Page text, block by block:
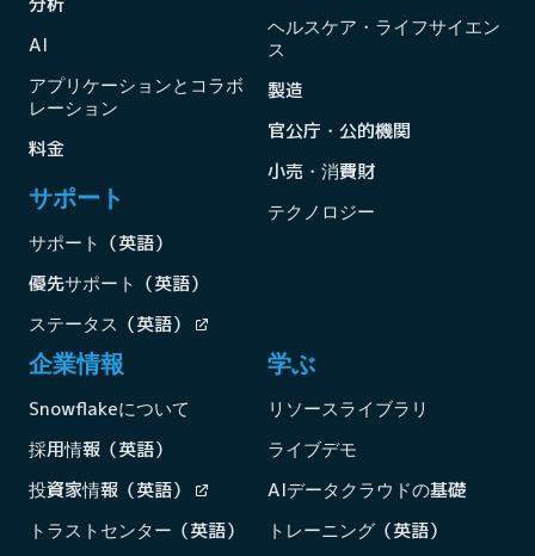
AI
アプリケーションとコラボ
レーション
料金
サポート
サポート（英語）
優先サポート（英語）
ステータス（英語）
ヘルスケア・ライフサイエン
ス
製造
官公庁・公的機関
小売・消費財
テクノロジー
企業情報
Snowflakeについて
採用情報（英語）
投資家情報（英語）
トラストセンター（英語）
学ぶ
リソースライブラリ
ライブデモ
AIデータクラウドの基礎
トレーニング（英語）